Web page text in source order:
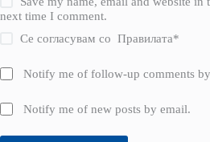
next time I comment.
Се согласувам соПравилата*
Notify me of follow-up comments
Notify me of new posts by email.